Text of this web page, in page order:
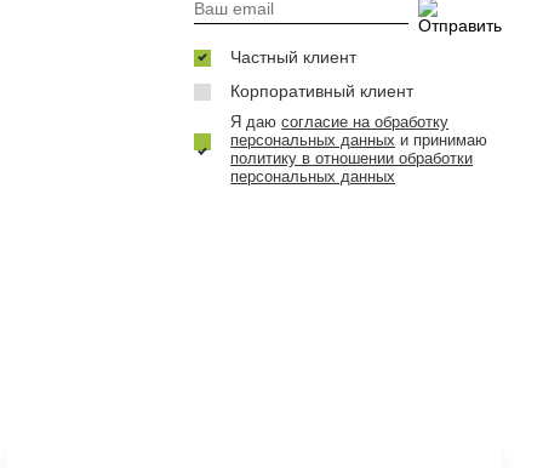
Частный клиент
Корпоративный клиент
Я даюсогласие на обработку
персональных данных и принимаю
политику в отношении обработки
персональных данных